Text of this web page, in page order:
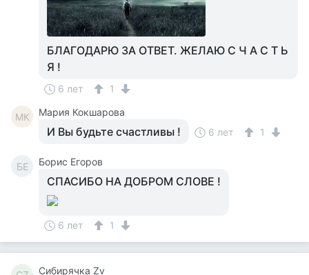
БЛАГОДАРЮ ЗА ОТВЕТ. ЖЕЛАЮ С Ч А С Т Ь
Я !
6 лет 1
МК Мария Кокшарова
И Вы будьте счастливы ! 6 лет 1
БЕ Борис Егоров
СПАСИБО НА ДОБРОМ СЛОВЕ !
6 лет 1
Сибирячка Zv